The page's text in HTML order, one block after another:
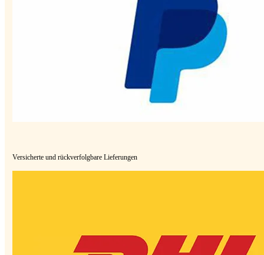
Versicherte und rückverfolgbare Lieferungen